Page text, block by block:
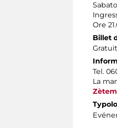
Ore
Billet
Tel.
La